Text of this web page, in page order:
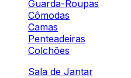
Guarda-Roupas
Cômodas
Camas
Penteadeiras
Colchões
Sala de Jantar